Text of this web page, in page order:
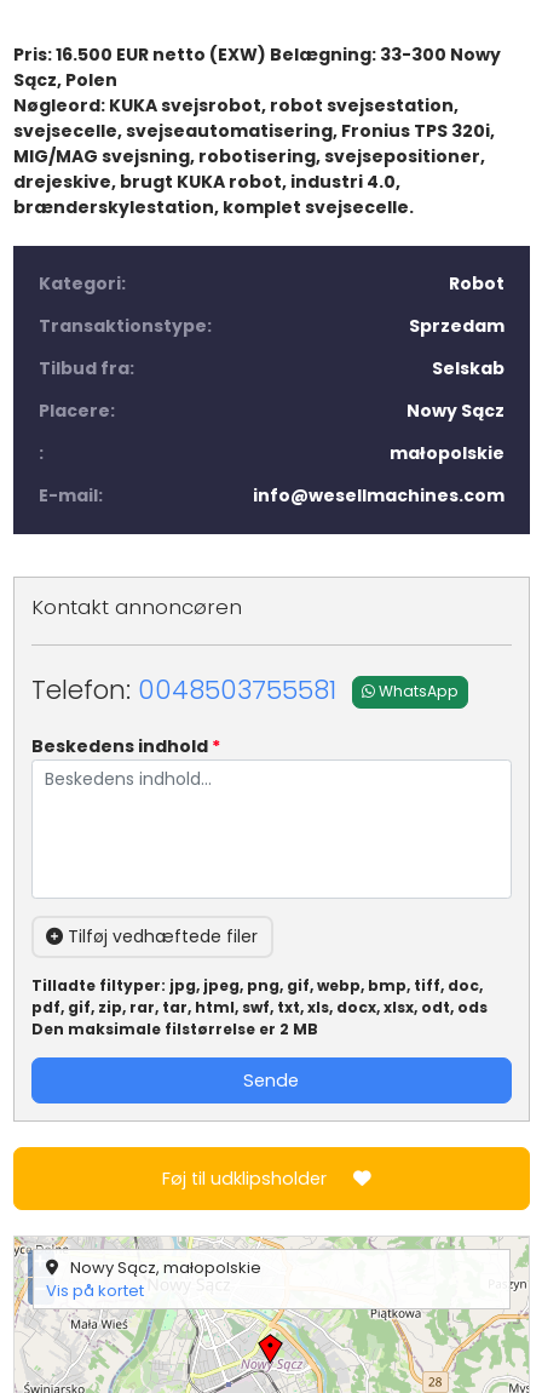
Pris:16.500 EUR netto (EXW) Belægning:33-300 Nowy
Sącz, Polen
Nøgleord:KUKA svejsrobot, robot svejsestation,
svejsecelle, svejseautomatisering, Fronius TPS 320i,
MIG/MAG svejsning, robotisering, svejsepositioner,
drejeskive, brugt KUKA robot, industri 4.0,
brænderskylestation, komplet svejsecelle.
Kategori:
Robot
Transaktionstype:
Sprzedam
Tilbud fra:
Selskab
Placere:
Nowy Sącz
:
małopolskie
E-mail:
info@wesellmachines.com
Kontakt annoncøren
Telefon: 0048503755581 WhatsApp
Beskedens indhold *
Tilføj vedhæftede filer
Tilladte filtyper: jpg, jpeg, png, gif, webp, bmp, tiff, doc,
pdf, gif, zip, rar, tar, html, swf, txt, xls, docx, xlsx, odt, ods
Den maksimale filstørrelse er 2 MB
Sende
Føj til udklipsholder
+
−
Nowy Sącz, małopolskie
Vis på kortet